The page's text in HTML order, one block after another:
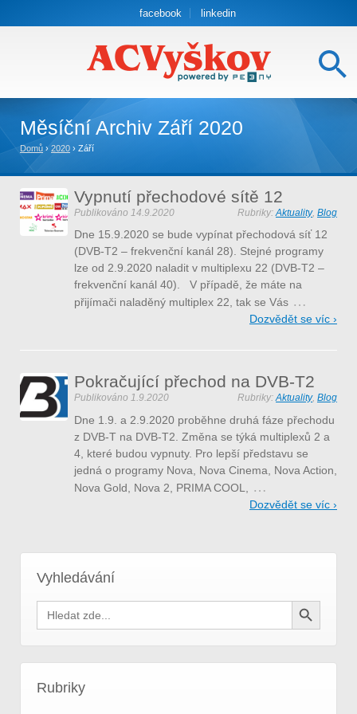
facebook linkedin
Měsíční Archiv Září 2020
Domů › 2020 › Září
Vypnutí přechodové sítě 12
Publikováno 14.9.2020 Rubriky:Aktuality, Blog
Dne 15.9.2020 se bude vypínat přechodová síť 12
(DVB-T2 – frekvenční kanál 28). Stejné programy
lze od 2.9.2020 naladit v multiplexu 22 (DVB-T2 –
frekvenční kanál 40). V případě, že máte na
přijímači naladěný multiplex 22, tak se Vás …
Dozvědět se víc ›
Pokračující přechod na DVB-T2
Publikováno 1.9.2020 Rubriky:Aktuality, Blog
Dne 1.9. a 2.9.2020 proběhne druhá fáze přechodu
z DVB-T na DVB-T2. Změna se týká multiplexů 2 a
4, které budou vypnuty. Pro lepší představu se
jedná o programy Nova, Nova Cinema, Nova Action,
Nova Gold, Nova 2, PRIMA COOL,
…
Dozvědět se víc ›
Vyhledávání
Search
for:
Search Button
Rubriky